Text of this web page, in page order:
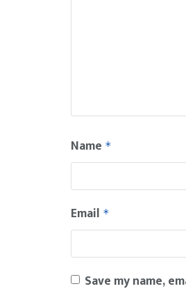
Name *
Email *
Save my name,